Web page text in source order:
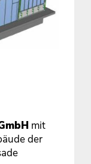
mit
der